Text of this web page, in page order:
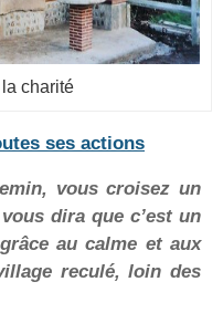
charité
ses actions
vous croisez un
dira que c’est un
au calme et aux
reculé, loin des